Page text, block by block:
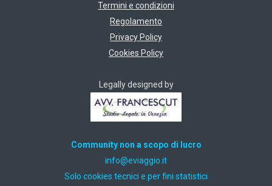
Termini e condizioni
Regolamento
Privacy Policy
Cookies Policy
Legally designed by
Community non a scopo di lucro
ti.oiggaive@ofni
Solo cookies tecnici e per fini statistici